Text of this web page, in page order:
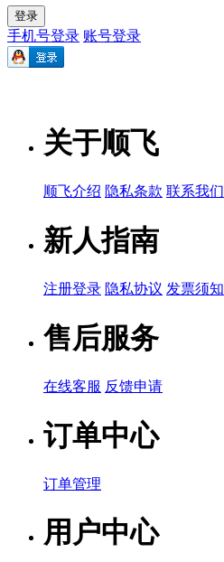
登录
手机号登录 账号登录
关于顺飞
顺飞介绍 隐私条款 联系我们
新人指南
注册登录 隐私协议 发票须知
售后服务
在线客服 反馈申请
订单中心
订单管理
用户中心